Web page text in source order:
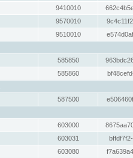
9410010
9570010
9510010
585850
585860
587500
603000
603031
603080